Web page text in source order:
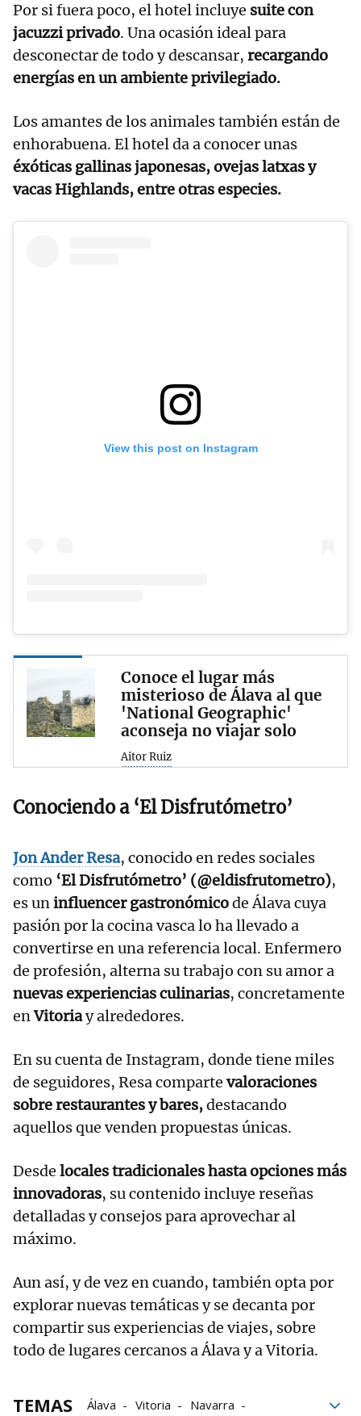
Por si fuera poco, el hotel incluye suite con
jacuzzi privado. Una ocasión ideal para
desconectar de todo y descansar, recargando
energías en un ambiente privilegiado.
Los amantes de los animales también están de
enhorabuena. El hotel da a conocer unas
éxóticas gallinas japonesas, ovejas latxas y
vacas Highlands, entre otras especies.
View this post on Instagram
Conoce el lugar más
misterioso de Álava al que
'National Geographic'
aconseja no viajar solo
Aitor Ruiz
Conociendo a ‘El Disfrutómetro’
Jon Ander Resa, conocido en redes sociales
como ‘El Disfrutómetro’ (@eldisfrutometro),
es uninfluencer gastronómicode Álava cuya
pasión por la cocina vasca lo ha llevado a
convertirse en una referencia local. Enfermero
de profesión, alterna su trabajo con su amor a
nuevas experiencias culinarias, concretamente
enVitoriay alrededores.
En su cuenta de Instagram, donde tiene miles
de seguidores, Resa comparte valoraciones
sobre restaurantes y bares,destacando
aquellos que venden propuestas únicas.
Desde locales tradicionales hasta opciones más
innovadoras, su contenido incluye reseñas
detalladas y consejos para aprovechar al
máximo.
Aun así, y de vez en cuando, también opta por
explorar nuevas temáticas y se decanta por
compartir sus experiencias de viajes, sobre
todo de lugares cercanos a Álava y a Vitoria.
TEMAS Álava Vitoria Navarra